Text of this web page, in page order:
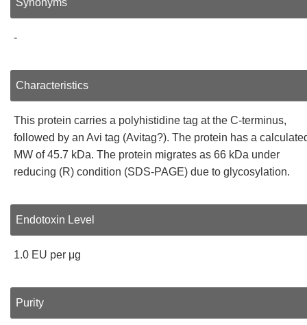
Synonyms
-
Characteristics
This protein carries a polyhistidine tag at the C-terminus,
followed by an Avi tag (Avitag?). The protein has a
MW of 45.7 kDa. The protein migrates as 66 kDa under
reducing (R) condition (SDS-PAGE) due to glycosylation.
Endotoxin Level
1.0 EU per μg
Purity